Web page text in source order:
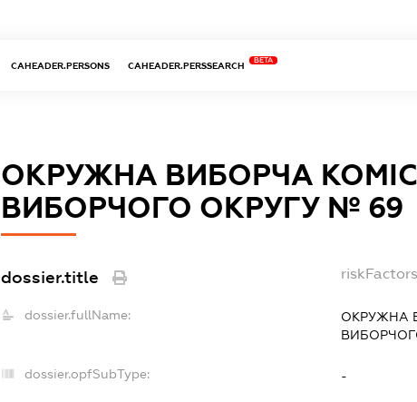
CAHEADER.PERSONS CAHEADER.PERSSEARCH
BETA
ОКРУЖНА ВИБОРЧА
ВИБОРЧОГО ОКРУГУ № 69
dossier.title
dossier.fullName:
ОКРУЖНА
dossier.opfSubType: -